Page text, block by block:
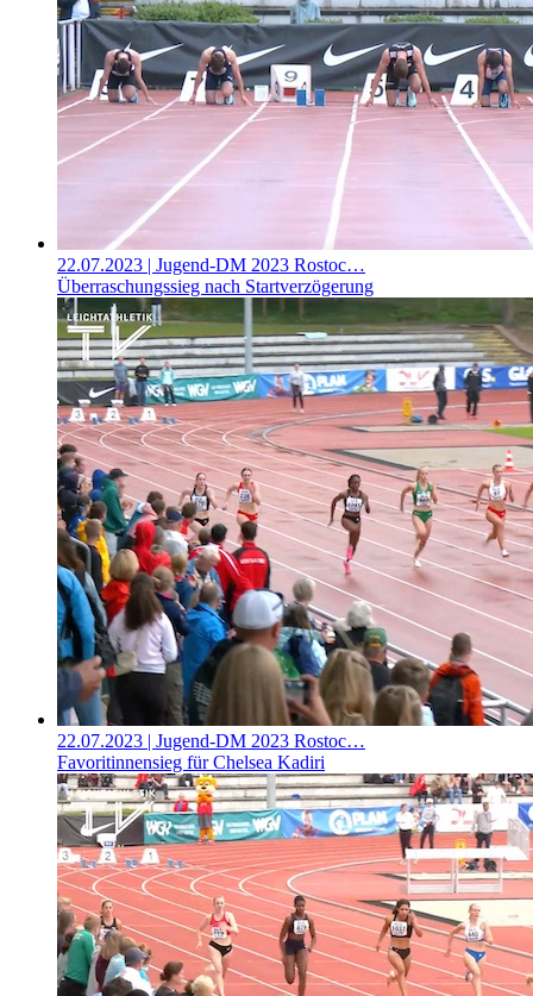
22.07.2023 | Jugend-DM 2023 Rostoc…
Überraschungssieg nach Startverzögerung
22.07.2023 | Jugend-DM 2023 Rostoc…
Favoritinnensieg für Chelsea Kadiri